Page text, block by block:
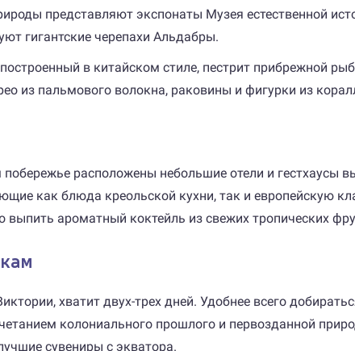
представляют экспонаты Музея естественной
гигантские черепахи Альдабры.
в китайском стиле, пестрит прибрежной
из пальмового волокна, раковины и фигурки из
расположены небольшие отели и гестхаусы
как блюда креольской кухни, так и европейскую
ароматный коктейль из свежих тропических
хватит двух-трех дней. Удобнее всего
колониального прошлого и первозданной
сувениры с экватора.